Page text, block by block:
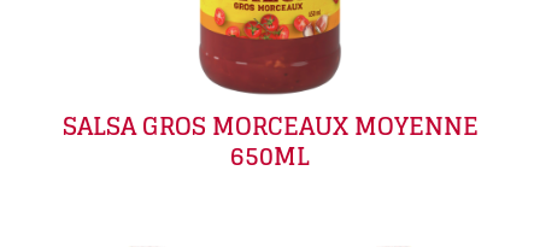
SALSA GROS MORCEAUX MOYENNE
650ML